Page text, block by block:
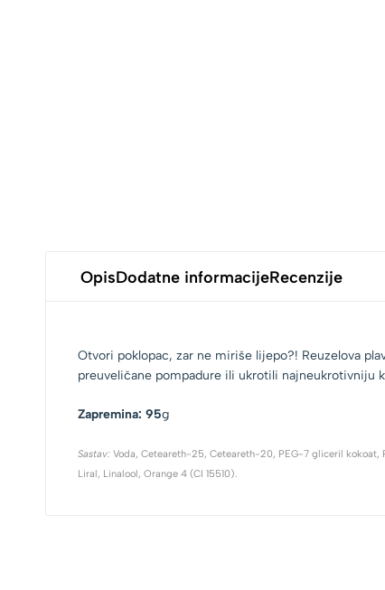
OpisDodatne informacijeRecenzije
Otvori poklopac, zar ne miriše lijepo?! Reuzelova
preuveličane pompadure ili ukrotili najneukrotivniju
Zapremina: 95g
Sastav: Voda, Ceteareth-25, Ceteareth-20, PEG-7 gliceril
Liral, Linalool, Orange 4 (CI 15510).